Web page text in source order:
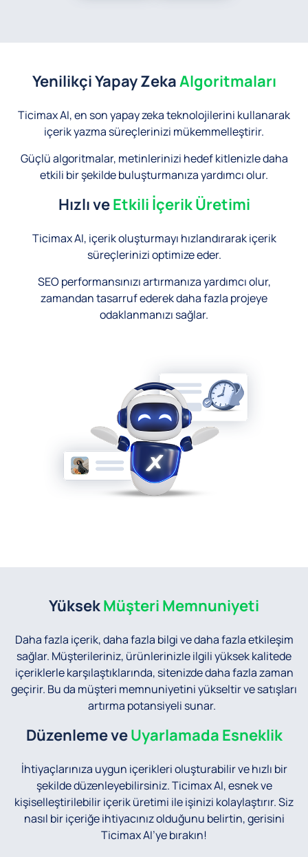
Yenilikçi Yapay ZekaAlgoritmaları
Ticimax AI, en son yapay zeka teknolojilerini kullanarak
içerik yazma süreçlerinizi mükemmelleştirir.
Güçlü algoritmalar, metinlerinizi hedef kitlenizle daha
etkili bir şekilde buluşturmanıza yardımcı olur.
Hızlı veEtkili İçerik Üretimi
Ticimax AI, içerik oluşturmayı hızlandırarak içerik
süreçlerinizi optimize eder.
SEO performansınızı artırmanıza yardımcı olur,
zamandan tasarruf ederek daha fazla projeye
odaklanmanızı sağlar.
YüksekMüşteri Memnuniyeti
Daha fazla içerik, daha fazla bilgi ve daha fazla etkileşim
sağlar. Müşterileriniz, ürünlerinizle ilgili yüksek kalitede
içeriklerle karşılaştıklarında, sitenizde daha fazla zaman
geçirir. Bu da müşteri memnuniyetini yükseltir ve satışları
artırma potansiyeli sunar.
Düzenleme veUyarlamada Esneklik
İhtiyaçlarınıza uygun içerikleri oluşturabilir ve hızlı bir
şekilde düzenleyebilirsiniz. Ticimax AI, esnek ve
kişiselleştirilebilir içerik üretimi ile işinizi kolaylaştırır. Siz
nasıl bir içeriğe ihtiyacınız olduğunu belirtin, gerisini
Ticimax AI’ye bırakın!